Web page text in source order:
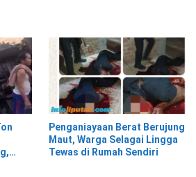
Penganiayaan Berat Berujung
Maut, Warga Selagai Lingga
Tewas di Rumah Sendiri